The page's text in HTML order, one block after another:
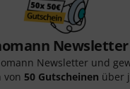
Newsletter
Newsletter und
von 50 Gutscheinen über